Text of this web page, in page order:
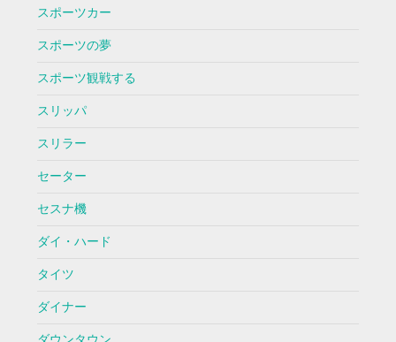
スポーツカー
スポーツの夢
スポーツ観戦する
スリッパ
スリラー
セーター
セスナ機
ダイ・ハード
タイツ
ダイナー